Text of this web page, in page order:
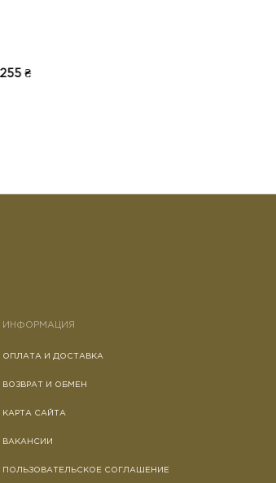
ИНФОРМАЦИЯ
ОПЛАТА И ДОСТАВКА
ВОЗВРАТ И ОБМЕН
КАРТА САЙТА
ВАКАНСИИ
ПОЛЬЗОВАТЕЛЬСКОЕ СОГЛАШЕНИЕ